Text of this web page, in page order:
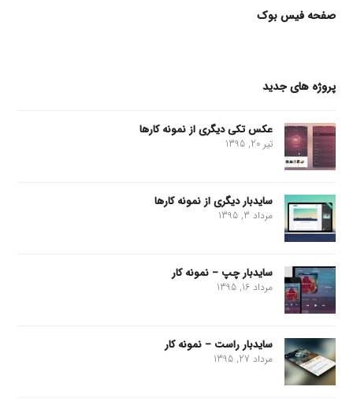
صفحه فیس بوک
پروژه های جدید
عکس تکی دیگری از نمونه کارها
تیر 20, 1395
سایدبار دیگری از نمونه کارها
مرداد 3, 1395
سایدبار چپ – نمونه کار
مرداد 16, 1395
سایدبار راست – نمونه کار
مرداد 27, 1395